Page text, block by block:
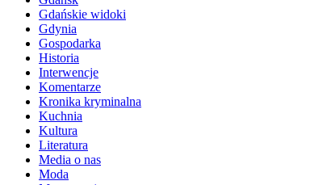
Gdańskie widoki
Gdynia
Gospodarka
Historia
Interwencje
Komentarze
Kronika kryminalna
Kuchnia
Kultura
Literatura
Media o nas
Moda